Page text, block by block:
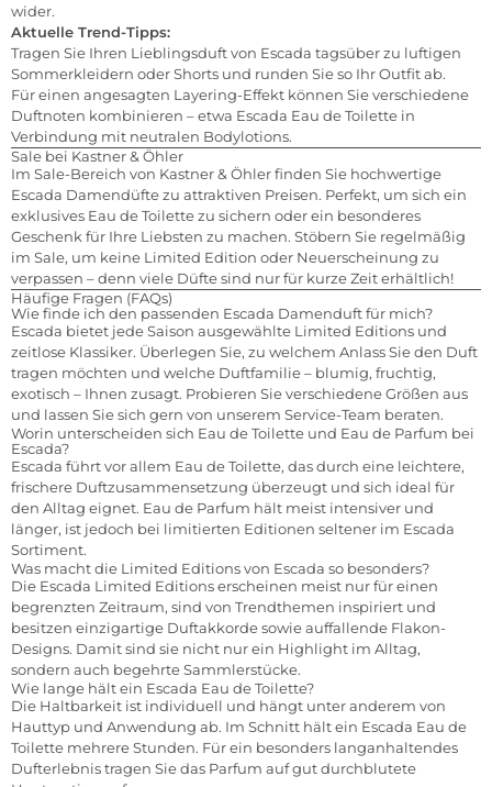
wider.
Aktuelle Trend-Tipps:
Tragen Sie Ihren Lieblingsduft von Escada tagsüber zu luftigen
Sommerkleidern oder Shorts und runden Sie so Ihr Outfit ab.
Für einen angesagten Layering-Effekt können Sie verschiedene
Duftnoten kombinieren – etwa Escada Eau de Toilette in
Verbindung mit neutralen Bodylotions.
Sale bei Kastner & Öhler
Im Sale-Bereich von Kastner & Öhler finden Sie hochwertige
Escada Damendüfte zu attraktiven Preisen. Perfekt, um sich ein
exklusives Eau de Toilette zu sichern oder ein besonderes
Geschenk für Ihre Liebsten zu machen. Stöbern Sie regelmäßig
im Sale, um keine Limited Edition oder Neuerscheinung zu
verpassen – denn viele Düfte sind nur für kurze Zeit erhältlich!
Häufige Fragen (FAQs)
Wie finde ich den passenden Escada Damenduft für mich?
Escada bietet jede Saison ausgewählte Limited Editions und
zeitlose Klassiker. Überlegen Sie, zu welchem Anlass Sie den Duft
tragen möchten und welche Duftfamilie – blumig, fruchtig,
exotisch – Ihnen zusagt. Probieren Sie verschiedene Größen aus
und lassen Sie sich gern von unserem Service-Team beraten.
Worin unterscheiden sich Eau de Toilette und Eau de Parfum bei
Escada?
Escada führt vor allem Eau de Toilette, das durch eine leichtere,
frischere Duftzusammensetzung überzeugt und sich ideal für
den Alltag eignet. Eau de Parfum hält meist intensiver und
länger, ist jedoch bei limitierten Editionen seltener im Escada
Sortiment.
Was macht die Limited Editions von Escada so besonders?
Die Escada Limited Editions erscheinen meist nur für einen
begrenzten Zeitraum, sind von Trendthemen inspiriert und
besitzen einzigartige Duftakkorde sowie auffallende Flakon-
Designs. Damit sind sie nicht nur ein Highlight im Alltag,
sondern auch begehrte Sammlerstücke.
Wie lange hält ein Escada Eau de Toilette?
Die Haltbarkeit ist individuell und hängt unter anderem von
Hauttyp und Anwendung ab. Im Schnitt hält ein Escada Eau de
Toilette mehrere Stunden. Für ein besonders langanhaltendes
Dufterlebnis tragen Sie das Parfum auf gut durchblutete